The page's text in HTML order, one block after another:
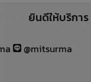
ยินดีให้บริการ
@mitsurma